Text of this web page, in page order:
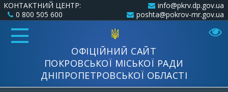
КОНТАКТНИЙ ЦЕНТР:
0 800 505 600
info@pkrv.dp.gov.ua
poshta@pokrov-mr.gov.ua
ОФІЦІЙНИЙ САЙТ
ПОКРОВСЬКОЇ МІСЬКОЇ РАДИ
ДНІПРОПЕТРОВСЬКОЇ ОБЛАСТІ